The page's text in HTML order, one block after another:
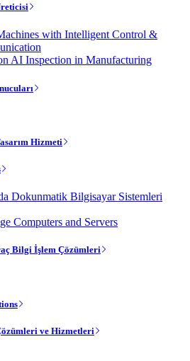
with Intelligent Control &
AI Inspection in Manufacturing
Hizmeti
Dokunmatik Bilgisayar Sistemleri
Computers and Servers
Bilgi İşlem Çözümleri
ve Hizmetleri